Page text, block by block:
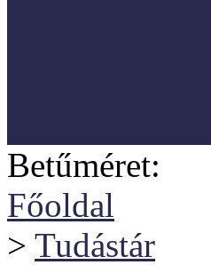
Betűméret:
Főoldal
> Tudástár